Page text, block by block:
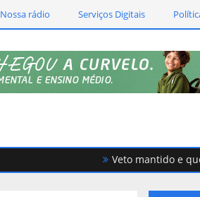
Nossa rádio Serviços Digitais
Veto mantido e